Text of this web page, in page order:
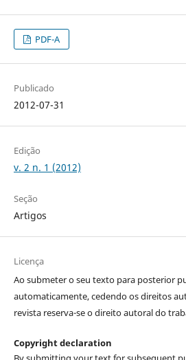
PDF-A
Publicado
2012-07-31
Edição
v. 2 n. 1 (2012)
Seção
Artigos
Licença
Ao submeter o seu texto para posterior
automaticamente, cedendo os direitos
revista reserva-se o direito autoral do
Copyright declaration